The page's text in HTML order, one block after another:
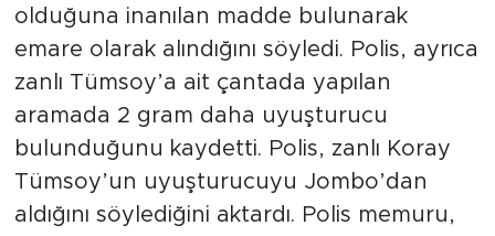
olduğuna inanılan madde bulunarak
emare olarak alındığını söyledi. Polis, ayrıca
zanlı Tümsoy’a ait çantada yapılan
aramada 2 gram daha uyuşturucu
bulunduğunu kaydetti. Polis, zanlı Koray
Tümsoy’un uyuşturucuyu Jombo’dan
aldığını söylediğini aktardı. Polis memuru,